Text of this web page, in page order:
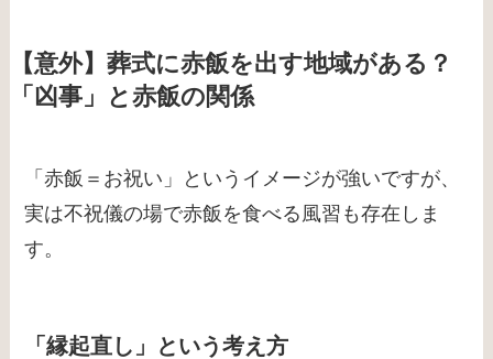
【意外】葬式に赤飯を出す地域がある？
「凶事」と赤飯の関係
「赤飯＝お祝い」というイメージが強いですが、
実は不祝儀の場で赤飯を食べる風習も存在しま
す。
「縁起直し」という考え方